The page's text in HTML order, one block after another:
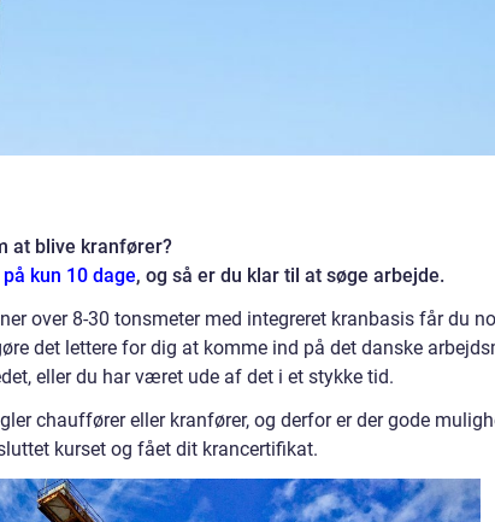
at blive kranfører?
kun 10 dage, og så er du klar til at søge arbejde.
over 8-30 tonsmeter med integreret kranbasis får du
det lettere for dig at komme ind på det danske
eller du har været ude af det i et stykke tid.
chauffører eller kranfører, og derfor er der gode
kurset og fået dit krancertifikat.